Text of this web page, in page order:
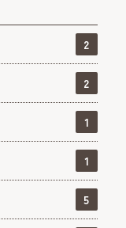
2
2
1
1
5